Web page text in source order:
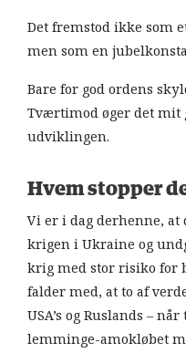
Det fremstod ikke som
men som en
Bare for god ordens
Tværtimod øger det mit
udviklingen.
Hvem stopper
Vi er i dag derhenne, at
krigen i Ukraine og
krig med stor risiko for
falder med, at to af
USA’s og Ruslands –
lemminge-amokløbet